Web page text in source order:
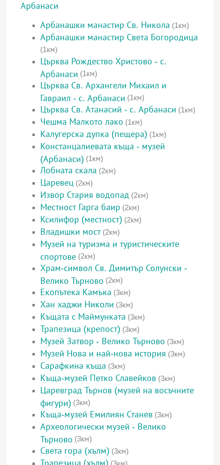
Арбанаси
Арбанашки манастир Св. Никола (1км)
Арбанашки манастир Света Богородица
(1км)
Църква Рождество Христово - с.
Арбанаси (1км)
Църква Св. Архангели Михаил и
Гавраил - с. Арбанаси (1км)
Църква Св. Атанасий - с. Арбанаси (1км)
Чешма Малкото лако (1км)
Калугерска дупка (пещера) (1км)
Констанцалиевата къща - музей
(Арбанаси) (1км)
Лобната скала (2км)
Царевец (2км)
Извор Стария водопад (2км)
Местност Гарга баир (2км)
Ксилифор (местност) (2км)
Владишки мост(2км)
Музей на туризма и туристическите
спортове (2км)
Храм-символ Св. Димитър Солунски -
Велико Търново (2км)
Екопътека Камъка (3км)
Хан хаджи Николи (3км)
Къщата с Маймунката (3км)
Трапезица (крепост) (3км)
Музей Затвор - Велико Търново (3км)
Музей Нова и най-нова история (3км)
Сарафкина къща (3км)
Къща-музей Петко Славейков (3км)
Царевград Търнов (музей на восъчните
фигури) (3км)
Къща-музей Емилиян Станев (3км)
Археологически музей - Велико
Търново (3км)
Света гора (хълм) (3км)